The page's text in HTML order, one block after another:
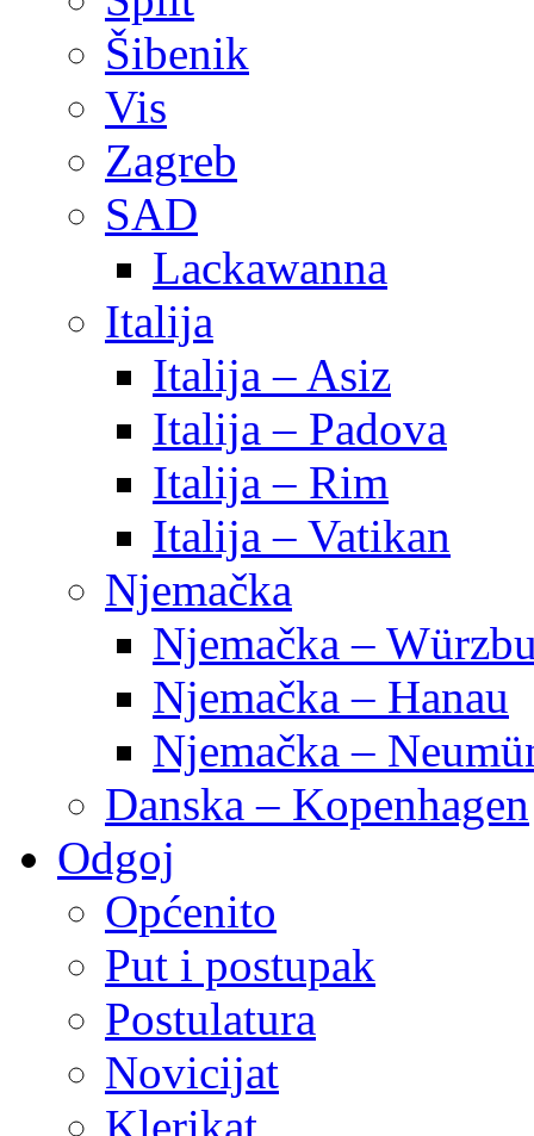
Šibenik
Vis
Zagreb
SAD
Lackawanna
Italija
Italija – Asiz
Italija – Padova
Italija – Rim
Italija – Vatikan
Njemačka
Njemačka –
Njemačka – Hanau
Njemačka –
Danska – Kopenhagen
Odgoj
Općenito
Put i postupak
Postulatura
Novicijat
Klerikat